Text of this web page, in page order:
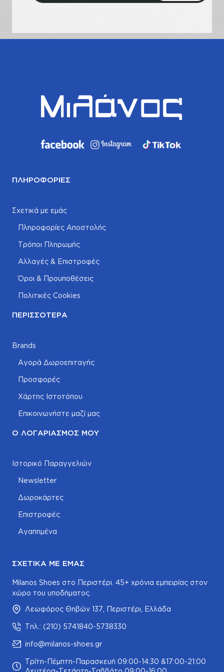
email
ΠΛΗΡΟΦΟΡΊΕΣ
Σχετικά με εμάς
Πληροφορίες Αποστολής
Τρόποι Πληρωμής
Αλλαγές & Επιστροφές
Όροι & Προυποθέσεις
Πολιτικές Cookies
ΠΕΡΙΣΣΌΤΕΡΑ
Brands
Αγορά Δωροεπιταγής
Προσφορές
Χάρτης Ιστοτόπου
Επικοινωνήστε μαζί μας
Ο ΛΟΓΑΡΙΑΣΜΌΣ ΜΟΥ
Ιστορικό Παραγγελιών
Newsletter
Δωροκάρτες
Επιστροφές
Αγαπημένα
ΣΧΕΤΙΚΆ ΜΕ ΕΜΆΣ
Milanos Shoes στο Περιστέρι. 45+ χρόνια εμπειρίας στον
χώρο του υποδήματος.
Λεωφόρος Θηβών 137, Περιστέρι, Ελλάδα
Τηλ.: (210) 5741840-5738330
info@milanos-shoes.gr
Τρίτη-Πέμπτη-Παρασκευή 09:00-14:30 &17:00-21:00